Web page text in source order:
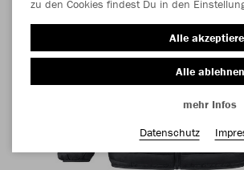
zu den Cookies findest Du in den
Alle
Alle ablehnen
mehr Infos
Datenschutz